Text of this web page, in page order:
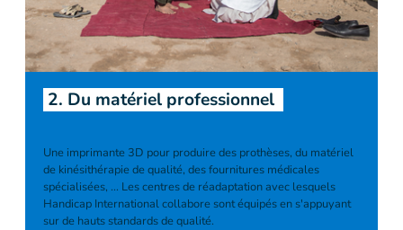
2. Du matériel professionnel
Une imprimante 3D pour produire des prothèses, du matériel
de kinésithérapie de qualité, des fournitures médicales
spécialisées, ... Les centres de réadaptation avec lesquels
Handicap International collabore sont équipés en s'appuyant
sur de hauts standards de qualité.